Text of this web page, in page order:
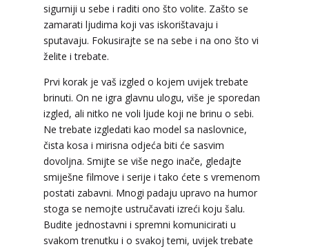
sigurniji u sebe i raditi ono što volite. Zašto se
zamarati ljudima koji vas iskorištavaju i
sputavaju. Fokusirajte se na sebe i na ono što vi
želite i trebate.
Prvi korak je vaš izgled o kojem uvijek trebate
brinuti. On ne igra glavnu ulogu, više je sporedan
izgled, ali nitko ne voli ljude koji ne brinu o sebi.
Ne trebate izgledati kao model sa naslovnice,
čista kosa i mirisna odjeća biti će sasvim
dovoljna. Smijte se više nego inače, gledajte
smiješne filmove i serije i tako ćete s vremenom
postati zabavni. Mnogi padaju upravo na humor
stoga se nemojte ustručavati izreći koju šalu.
Budite jednostavni i spremni komunicirati u
svakom trenutku i o svakoj temi, uvijek trebate
TEHNIKE:numerologija, anđeoski i ljubavni tarot,
visak, yi ching, knjiga promjena mudrosti, rune,
izrada runskih amajlija
STOJA
Tarot savjetnik je slobodan
TEHNIKE:kristalna kugla, tarot, vidovitost, visak
Broj tel: 064/600-600
tel:0,93€ - mob:1,12€ min